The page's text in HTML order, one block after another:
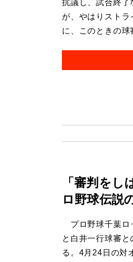
抗議し、試合終了
が、やはりスト
に、このときの
「審判を
ロ野球伝説
プロ野球千葉ロ
と白井一行球審
る。4月24日の対